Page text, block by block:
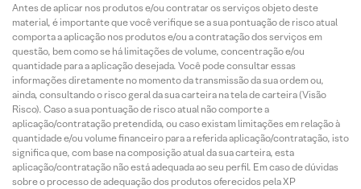
Antes de aplicar nos produtos e/ou contratar os serviços objeto deste
material, é importante que você verifique se a sua pontuação de risco atual
comporta a aplicação nos produtos e/ou a contratação dos serviços em
questão, bem como se há limitações de volume, concentração e/ou
quantidade para a aplicação desejada. Você pode consultar essas
informações diretamente no momento da transmissão da sua ordem ou,
ainda, consultando o risco geral da sua carteira na tela de carteira (Visão
Risco). Caso a sua pontuação de risco atual não comporte a
aplicação/contratação pretendida, ou caso existam limitações em relação à
quantidade e/ou volume financeiro para a referida aplicação/contratação, isto
significa que, com base na composição atual da sua carteira, esta
aplicação/contratação não está adequada ao seu perfil. Em caso de dúvidas
sobre o processo de adequação dos produtos oferecidos pela XP